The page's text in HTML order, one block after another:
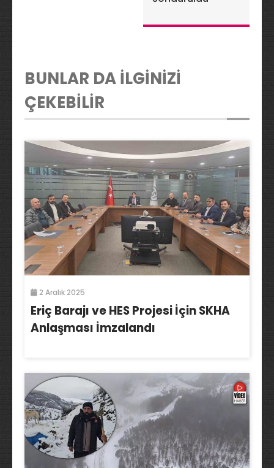
BUNLAR DA İLGİNİZİ
ÇEKEBİLİR
2 Aralık 2025
Eriç Barajı ve HES Projesi İçin SKHA
Anlaşması İmzalandı